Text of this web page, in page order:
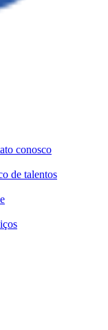
conosco
de talentos